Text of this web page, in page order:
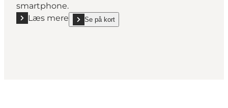
smartphone.
Læs mere
Læs mere "Vandrerute: Dronninglund Eventyrstien"
Se på kort
show Vandrerute: Dronninglund Eventyrstien on_map